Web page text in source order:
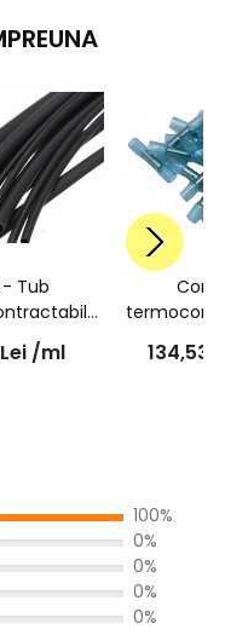
Tub
6mm
1 metru
Lei /ml
albastru,
134,53
100%
0%
0%
0%
0%